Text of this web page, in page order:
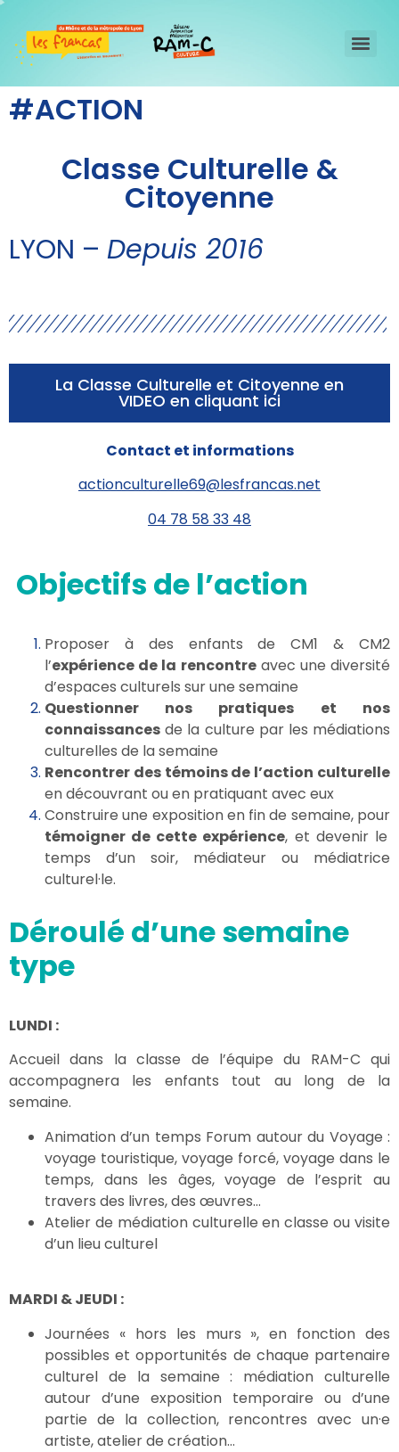
#ACTION
Classe Culturelle &
Citoyenne
LYON – Depuis 2016
La Classe Culturelle et Citoyenne en
VIDEO en cliquant ici
Contact et informations
actionculturelle69@lesfrancas.net
04 78 58 33 48
Objectifs de l’action
Proposer à des enfants de CM1 & CM2
l’expérience de la rencontreavec une diversité
d’espaces culturels sur une semaine
Questionner nos pratiques
et nos
connaissances de la culture par les médiations
culturelles de la semaine
Rencontrer des témoins de l’action culturelle
en découvrant ou en pratiquant avec eux
Construire une exposition en fin de semaine, pour
témoigner de cette expérience, et devenir le
temps d’un soir, médiateur ou médiatrice
culturel·le.
Déroulé d’une semaine
type
LUNDI :
Accueil dans la classe de l’équipe du RAM-C qui
accompagnera les enfants tout au long de la
semaine.
Animation d’un temps Forum autour du Voyage :
voyage touristique, voyage forcé, voyage dans le
temps, dans les âges, voyage de l’esprit au
travers des livres, des œuvres…
Atelier de médiation culturelle en classe ou visite
d’un lieu culturel
MARDI & JEUDI :
Journées « hors les murs », en fonction des
possibles et opportunités de chaque partenaire
culturel de la semaine : médiation culturelle
autour d’une exposition temporaire ou d’une
partie de la collection, rencontres avec un·e
artiste, atelier de création…